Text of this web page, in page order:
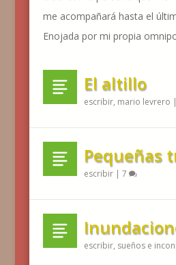
me acompañará hasta el
Enojada por mi propia
El altillo
escribir, mario levrero |
Pequeñas
escribir| 7
escribir, sueños e